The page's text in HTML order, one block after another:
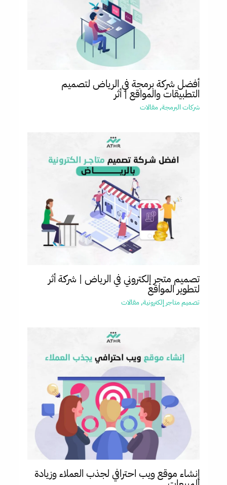
أفضل شركة برمجة في الرياض لتصميم
التطبيقات والمواقع | أثر
شركات البرمجة,مقالات
تصميم متجر إلكتروني في الرياض | شركة أثر
لتطوير المواقع
تصميم متاجر إلكترونية,مقالات
إنشاء موقع ويب احترافي لجذب العملاء وزيادة